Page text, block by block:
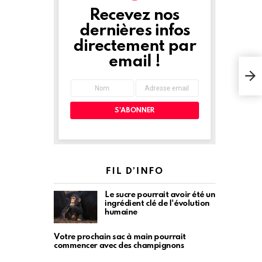
la
NEWSLETTER
Recevez nos
dernières infos
directement par
email !
FIL D’INFO
Le sucre pourrait avoir été un
ingrédient clé de l'évolution
humaine
Votre prochain sac à main pourrait
commencer avec des champignons